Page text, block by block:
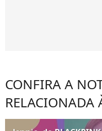
CONFIRA A
RELACIONADA